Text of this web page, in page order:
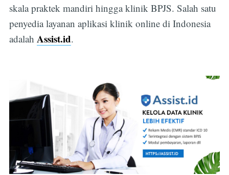
skala praktek mandiri hingga klinik BPJS. Salah satu
penyedia layanan aplikasi klinik online di Indonesia
adalah Assist.id. ‌